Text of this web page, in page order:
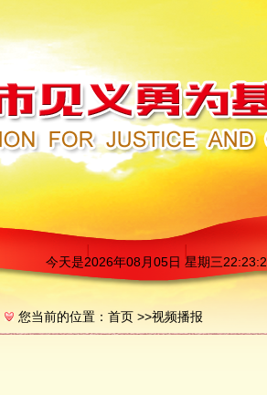
今天是2026年08月05日 星期三22:23:3
您当前的位置： 首页 >>视频播报